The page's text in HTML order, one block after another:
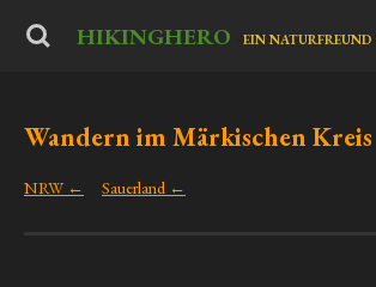
Zum
HIKINGHERO EIN NATURFREUND
Wandern im Märkischen Kreis
NRW ← Sauerland ←